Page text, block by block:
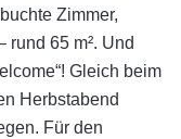
Zimmer,
rund 65 m². Und
Gleich beim
Herbstabend
Für den